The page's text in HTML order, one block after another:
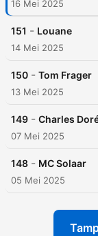
16 Mei 2025
151 - Louane
14 Mei 2025
150 - Tom Frager
13 Mei 2025
149 - Charles
07 Mei 2025
148 - MC Solaar
05 Mei 2025